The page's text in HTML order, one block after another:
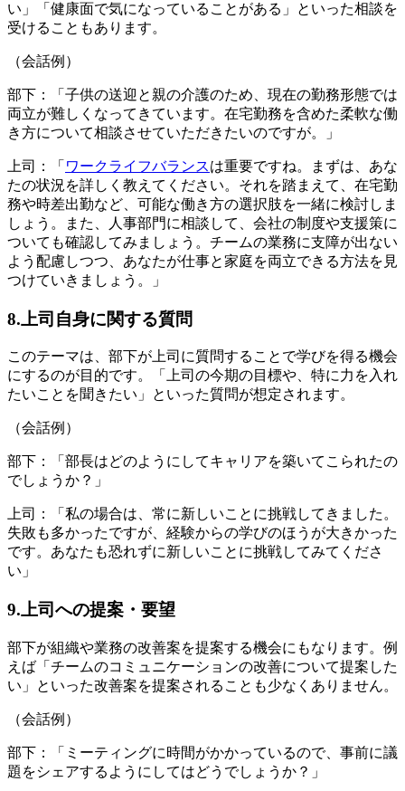
い」「健康面で気になっていることがある」といった相談を
受けることもあります。
（会話例）
部下：「子供の送迎と親の介護のため、現在の勤務形態では
両立が難しくなってきています。在宅勤務を含めた柔軟な働
き方について相談させていただきたいのですが。」
上司：「 ワークライフバランスは重要ですね。まずは、あな
たの状況を詳しく教えてください。それを踏まえて、在宅勤
務や時差出勤など、可能な働き方の選択肢を一緒に検討しま
しょう。また、人事部門に相談して、会社の制度や支援策に
ついても確認してみましょう。チームの業務に支障が出ない
よう配慮しつつ、あなたが仕事と家庭を両立できる方法を見
つけていきましょう。」
8.上司自身に関する質問
このテーマは、部下が上司に質問することで学びを得る機会
にするのが目的です。「上司の今期の目標や、特に力を入れ
たいことを聞きたい」といった質問が想定されます。
（会話例）
部下：「部長はどのようにしてキャリアを築いてこられたの
でしょうか？」
上司：「私の場合は、常に新しいことに挑戦してきました。
失敗も多かったですが、経験からの学びのほうが大きかった
です。あなたも恐れずに新しいことに挑戦してみてくださ
い」
9.上司への提案・要望
部下が組織や業務の改善案を提案する機会にもなります。例
えば「チームのコミュニケーションの改善について提案した
い」といった改善案を提案されることも少なくありません。
（会話例）
部下：「ミーティングに時間がかかっているので、事前に議
題をシェアするようにしてはどうでしょうか？」